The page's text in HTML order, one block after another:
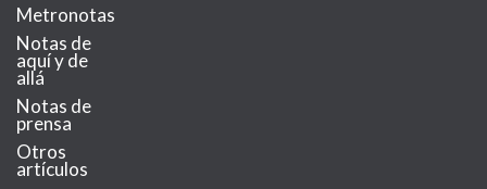
Metronotas
Notas de
aquí y de
allá
Notas de
prensa
Otros
artículos